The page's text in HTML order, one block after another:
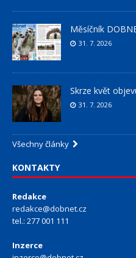
Měsíčník
31. 7. 2026
Skrze květ
31. 7. 2026
Všechny články
KONTAKTY
Redakce
redakce@dobnet.cz
tel.: 277 001 111
Inzerce